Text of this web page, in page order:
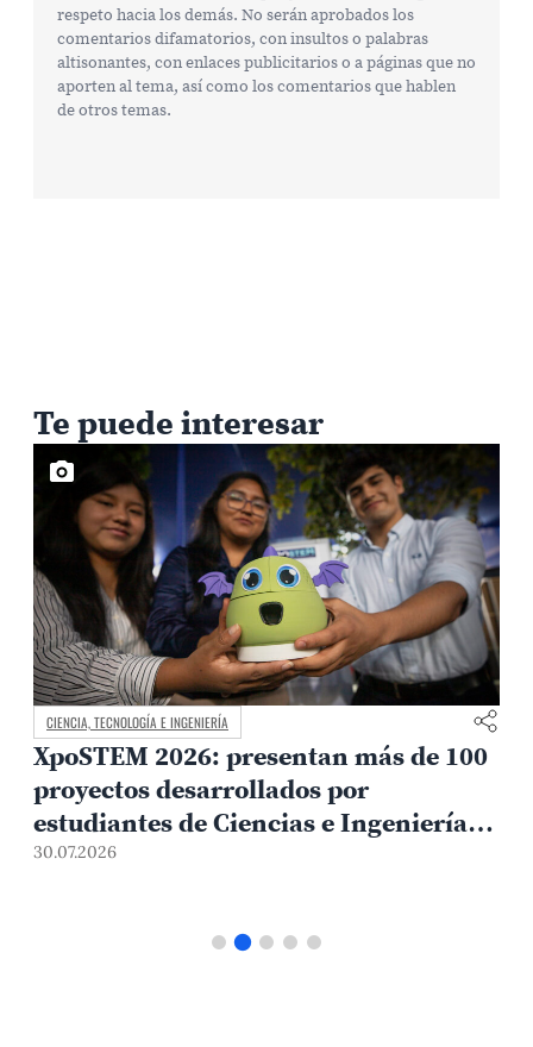
respeto hacia los demás. No serán aprobados los
comentarios difamatorios, con insultos o palabras
altisonantes, con enlaces publicitarios o a páginas que no
aporten al tema, así como los comentarios que hablen
de otros temas.
Te puede interesar
CIENCIA, TECNOLOGÍA E INGENIERÍA
XpoSTEM 2026: presentan más de 100
proyectos desarrollados por
estudiantes de Ciencias e Ingeniería
PUCP orientados a atender
30.07.2026